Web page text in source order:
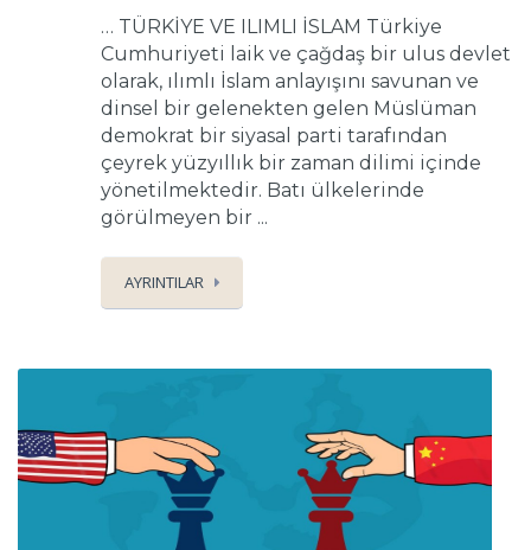
… TÜRKİYE VE ILIMLI İSLAM Türkiye
Cumhuriyeti laik ve çağdaş bir ulus devlet
olarak, ılımlı İslam anlayışını savunan ve
dinsel bir gelenekten gelen Müslüman
demokrat bir siyasal parti tarafından
çeyrek yüzyıllık bir zaman dilimi içinde
yönetilmektedir. Batı ülkelerinde
görülmeyen bir ...
AYRINTILAR